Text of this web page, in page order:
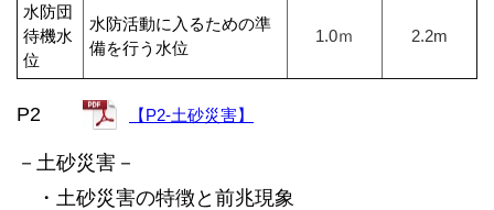
水防団
待機水
位
水防活動に入るための準
備を行う水位
1.0ｍ 2.2m
P2 【P2-土砂災害】
－土砂災害－
・土砂災害の特徴と前兆現象